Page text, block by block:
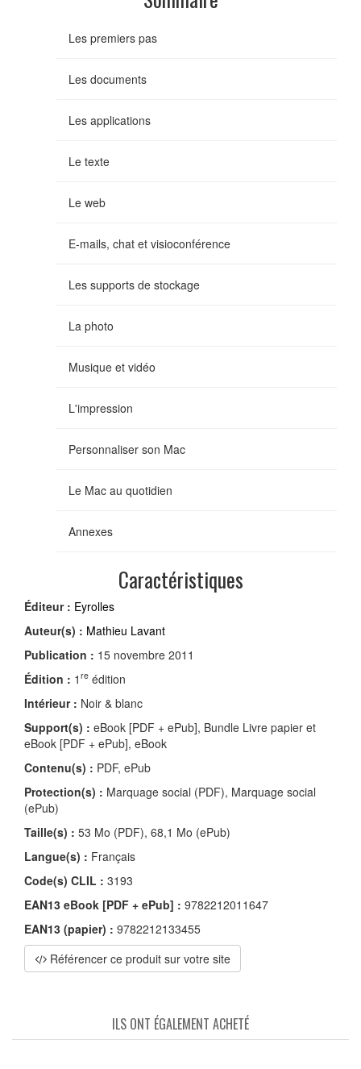
Les premiers pas
Les documents
Les applications
Le texte
Le web
E-mails, chat et visioconférence
Les supports de stockage
La photo
Musique et vidéo
L'impression
Personnaliser son Mac
Le Mac au quotidien
Annexes
Caractéristiques
Éditeur : Eyrolles
Auteur(s) : Mathieu Lavant
Publication : 15 novembre 2011
Édition : 1 re édition
Intérieur : Noir & blanc
Support(s) : eBook [PDF + ePub], Bundle Livre papier et
eBook [PDF + ePub], eBook
Contenu(s) : PDF, ePub
Protection(s) : Marquage social (PDF), Marquage social
(ePub)
Taille(s) : 53 Mo (PDF), 68,1 Mo (ePub)
Langue(s) : Français
Code(s) CLIL : 3193
EAN13 eBook [PDF + ePub] : 9782212011647
EAN13 (papier) : 9782212133455
Référencer ce produit sur votre site
ILS ONT ÉGALEMENT ACHETÉ